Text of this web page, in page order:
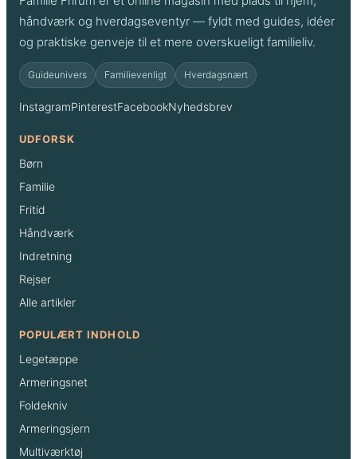
e
-
ø
o
håndværk og hverdags­eventyr — fyldt med guides, idéer
og praktiske genveje til et mere overskueligt familieliv.
Guideunivers Familievenligt Hverdagsnært
InstagramPinterestFacebookNyhedsbrev
UDFORSK
Børn
Familie
Fritid
Håndværk
Indretning
Rejser
Alle artikler
POPULÆRT INDHOLD
Legetæppe
Armeringsnet
Foldekniv
Armeringsjern
Multiværktøj